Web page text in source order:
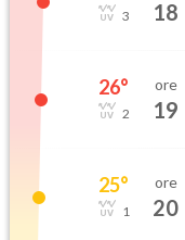
3 18
26°
2
ore
19
25°
1
ore
20